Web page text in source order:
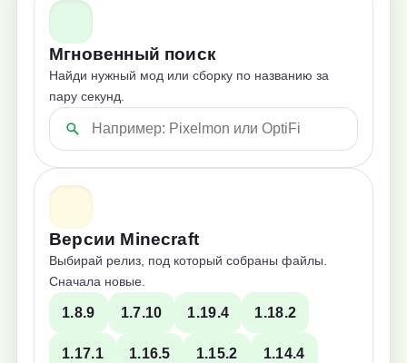
Мгновенный поиск
Найди нужный мод или сборку по названию за
пару секунд.
Версии Minecraft
Выбирай релиз, под который собраны файлы.
Сначала новые.
1.8.9 1.7.10 1.19.4 1.18.2
1.17.1 1.16.5 1.15.2 1.14.4